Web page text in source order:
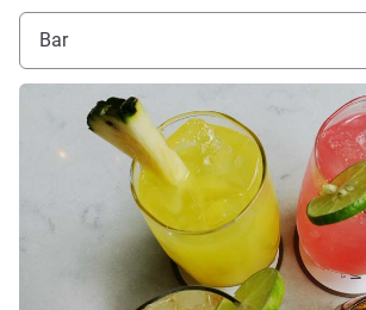
Bar
Ayrıntıları göster